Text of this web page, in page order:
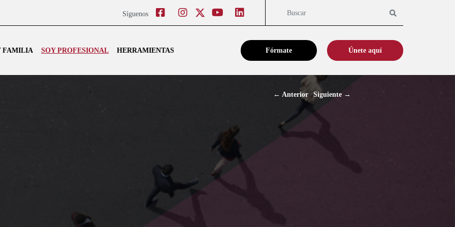
Síguenos
FacebookInstagram
Twitter Youtube
Buscar
FAMILIA SOY PROFESIONAL HERRAMIENTAS Fórmate Únete aquí
← Anterior Siguiente →